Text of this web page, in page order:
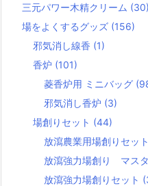
三元パワー木精クリーム (30)
場をよくするグッズ (156)
邪気消し線香 (1)
香炉 (101)
菱香炉用 ミニバッグ
邪気消し香炉 (3)
場創りセット (44)
放瀉農業用場創りセット
放瀉強力場創り マス
放瀉強力場創りセット